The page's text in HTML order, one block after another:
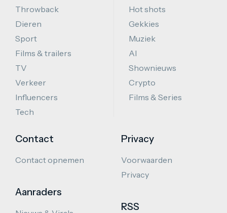
Throwback
Dieren
Sport
Films & trailers
TV
Verkeer
Influencers
Tech
Hot shots
Gekkies
Muziek
AI
Shownieuws
Crypto
Films & Series
Contact
Contact opnemen
Aanraders
Privacy
Voorwaarden
Privacy
RSS